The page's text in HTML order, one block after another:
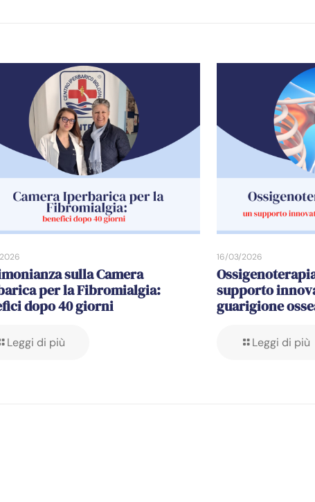
sulla Camera
per la Fibromialgia:
dopo 40 giorni
Leggi di più
16/03/2026
supporto
guarigione
Leggi di più